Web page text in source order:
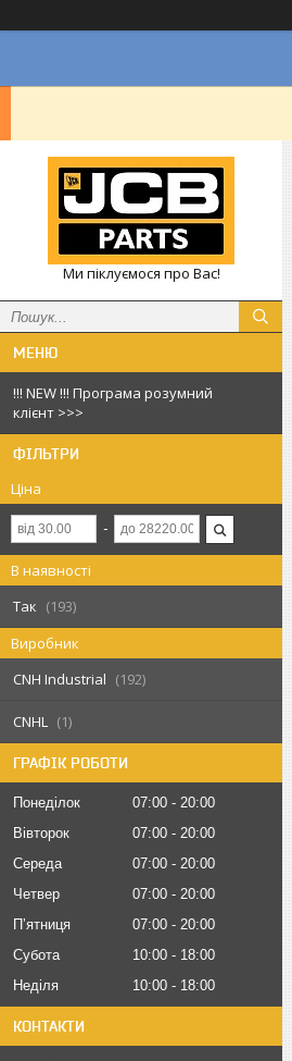
Ми піклуємося про Вас!
!!! NEW !!! Програма розумний
клієнт >>>
ФІЛЬТРИ
Ціна
В наявності
Так
193
Виробник
CNH Industrial
192
CNHL 1
ГРАФІК РОБОТИ
Понеділок 07:00
20:00
Вівторок
07:00
20:00
Середа
07:00
20:00
Четвер
07:00
20:00
Пʼятниця
07:00
20:00
Субота
10:00
18:00
Неділя
10:00 18:00
КОНТАКТИ